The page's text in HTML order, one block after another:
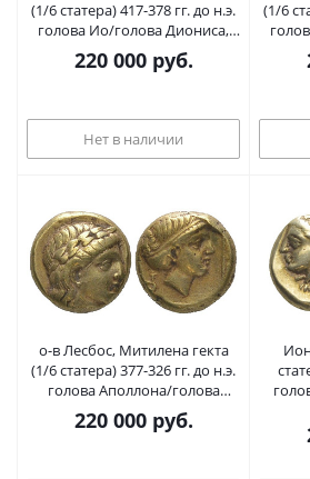
(1/6 статера) 417-378 гг. до н.э.
голова Ио/голова Диониса,
2,55 гр, ex. Kuenker 2011 год
Bodenstedt 77 электр 00-000-00
220 000руб.
Нет в наличии
(1/6
2,53
о-в Лесбос, Митилена гекта
(1/6 статера) 377-326 гг. до н.э.
голова Аполлона/голова
Артемиды, 2,54 гр, ex. Kuenker
2011 год Bodenstedt 100A
220 000руб.
2,57